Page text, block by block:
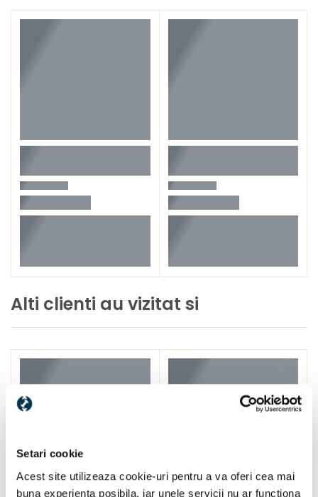
Setari cookie
Acest site utilizeaza cookie-uri pentru a va oferi cea mai
buna experienta posibila, iar unele servicii nu ar functiona
Alti clienti au vizitat si